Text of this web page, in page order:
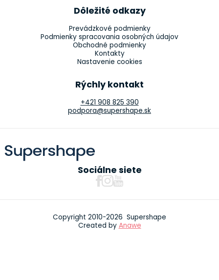
Dôležité odkazy
Prevádzkové podmienky
Podmienky spracovania osobných údajov
Obchodné podmienky
Kontakty
Nastavenie cookies
Rýchly kontakt
+421 908 825 390
podpora@supershape.sk
Sociálne siete
Copyright 2010-2026 Supershape
Created by Anawe